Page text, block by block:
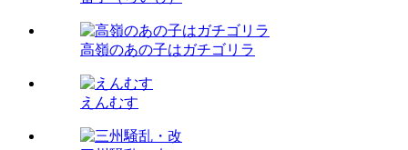
高嶺のあの子はガチゴリラ
えんむす